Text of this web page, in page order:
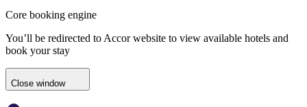
Core booking engine
You’ll be redirected to Accor website to view available hotels and
book your stay
Close window